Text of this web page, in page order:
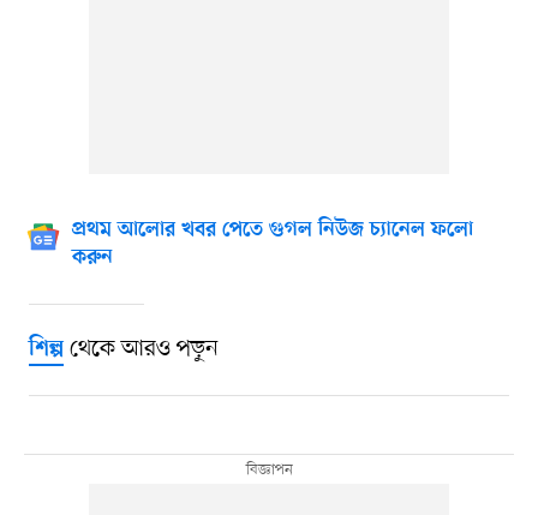
প্রথম আলোর খবর পেতে গুগল নিউজ চ্যানেল ফলো
করুন
শিল্পথেকে আরও পড়ুন